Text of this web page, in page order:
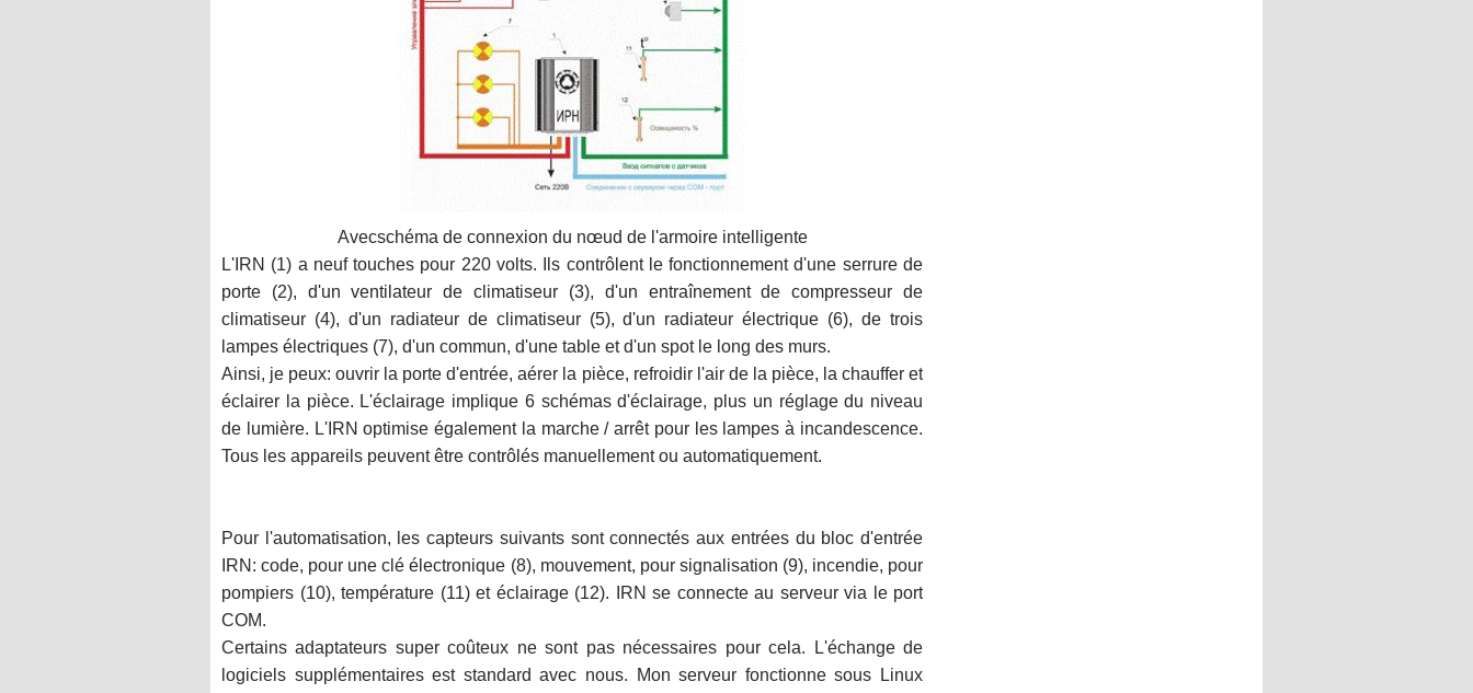
Avecschéma de connexion du nœud de l'armoire intelligente
L'IRN (1) a neuf touches pour 220 volts. Ils contrôlent le fonctionnement d'une serrure de
porte (2), d'un ventilateur de climatiseur (3), d'un entraînement de compresseur de
climatiseur (4), d'un radiateur de climatiseur (5), d'un radiateur électrique (6), de trois
lampes électriques (7), d'un commun, d'une table et d'un spot le long des murs.
Ainsi, je peux: ouvrir la porte d'entrée, aérer la pièce, refroidir l'air de la pièce, la chauffer et
éclairer la pièce. L'éclairage implique 6 schémas d'éclairage, plus un réglage du niveau
de lumière. L'IRN optimise également la marche / arrêt pour les lampes à incandescence.
Tous les appareils peuvent être contrôlés manuellement ou automatiquement.
Pour l'automatisation, les capteurs suivants sont connectés aux entrées du bloc d'entrée
IRN: code, pour une clé électronique (8), mouvement, pour signalisation (9), incendie, pour
pompiers (10), température (11) et éclairage (12). IRN se connecte au serveur via le port
COM.
Certains adaptateurs super coûteux ne sont pas nécessaires pour cela. L'échange de
logiciels supplémentaires est standard avec nous. Mon serveur fonctionne sous Linux